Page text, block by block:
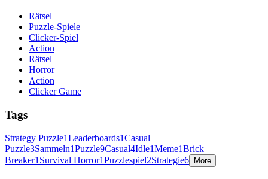
Rätsel
Puzzle-Spiele
Clicker-Spiel
Action
Rätsel
Horror
Action
Clicker Game
Tags
Strategy Puzzle1Leaderboards1Casual
Puzzle3Sammeln1Puzzle9Casual4Idle1Meme1Brick
Breaker1 Survival Horror1Puzzlespiel2Strategie6 More